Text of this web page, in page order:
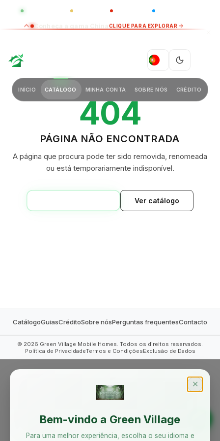
CHINA
PT
INÍCIO CATÁLOGO MINHA CONTA SOBRE NÓS CRÉDITO
404
PÁGINA NÃO ENCONTRADA
A página que procura pode ter sido removida, renomeada
ou está temporariamente indisponível.
Ver catálogo
CatálogoGuiasCréditoSobre nósPerguntas frequentesContacto
© 2026 Green Village Mobile Homes. Todos os direitos reservados.
Política de PrivacidadeTermos e CondiçõesExclusão de Dados
✕
Bem-vindo a Green Village
Para uma melhor experiência, escolha o seu idioma e
CLIQUE PARA EXPLORAR